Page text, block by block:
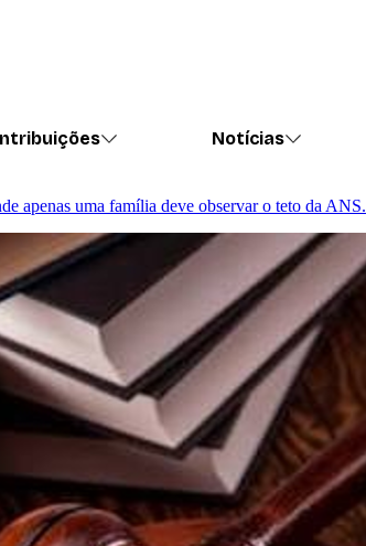
Notícias
apenas uma família deve observar o teto da ANS.